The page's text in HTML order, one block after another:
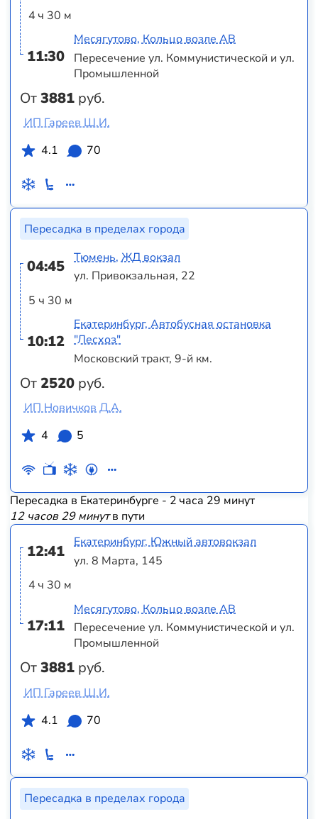
4 ч 30 м
11:30
От3881 руб.
Месягутово, Кольцо возле АВ
Пересечение ул. Коммунистической и ул.
Промышленной
ИП Гареев Ш.И.
4.1
70
Пересадка в пределах города
04:45
5 ч 30 м
10:12
От2520 руб.
Тюмень, ЖД вокзал
ул. Привокзальная, 22
Екатеринбург, Автобусная остановка
"Лесхоз"
Московский тракт, 9-й км.
ИП Новичков Д.А.
4
5
Пересадка в Екатеринбурге - 2 часа 29 минут
12 часов 29 минутв пути
12:41
4 ч 30 м
17:11
От3881 руб.
Екатеринбург, Южный автовокзал
ул. 8 Марта, 145
Месягутово, Кольцо возле АВ
Пересечение ул. Коммунистической и ул.
Промышленной
ИП Гареев Ш.И.
4.1
70
Пересадка в пределах города